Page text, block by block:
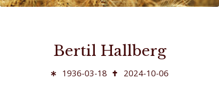
Bertil Hallberg
1936-03-18 2024-10-06